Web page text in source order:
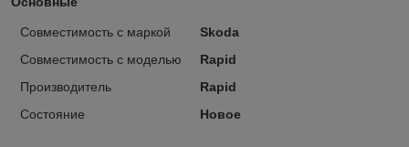
Совместимость с маркой
Skoda
Совместимость с моделью
Rapid
Производитель
Rapid
Состояние
Новое